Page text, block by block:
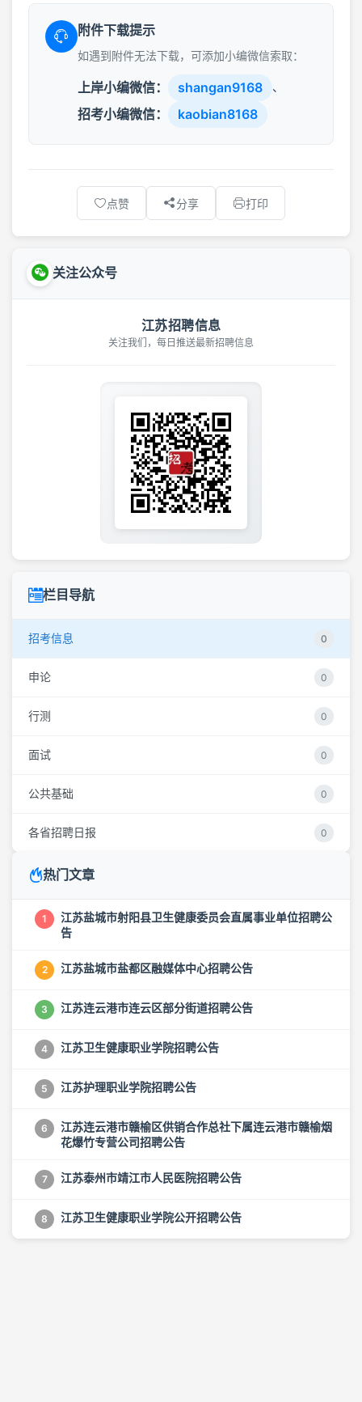
附件下载提示
如遇到附件无法下载，可添加小编微信索取：
上岸小编微信： shangan9168 、
招考小编微信： kaobian8168
点赞 分享 打印
关注公众号
江苏招聘信息
关注我们，每日推送最新招聘信息
栏目导航
招考信息 0
申论 0
行测 0
面试 0
公共基础 0
各省招聘日报 0
热门文章
1
江苏盐城市射阳县卫生健康委员会直属事业单位招聘公
告
2 江苏盐城市盐都区融媒体中心招聘公告
3 江苏连云港市连云区部分街道招聘公告
4 江苏卫生健康职业学院招聘公告
5 江苏护理职业学院招聘公告
6
江苏连云港市赣榆区供销合作总社下属连云港市赣榆烟
花爆竹专营公司招聘公告
7 江苏泰州市靖江市人民医院招聘公告
8 江苏卫生健康职业学院公开招聘公告